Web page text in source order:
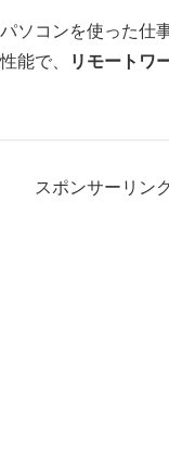
ソコンを使った仕
能で、
リモートワ
スポンサーリンク